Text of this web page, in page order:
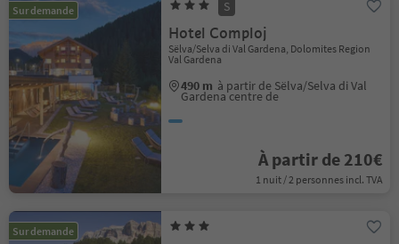
Sur demande S
Hotel Comploj
Sëlva/Selva di Val Gardena, Dolomites Region
Val Gardena
490 m à partir de Sëlva/Selva di Val
Gardena centre de
À partir de 210€
1 nuit / 2 personnes incl. TVA
Sur demande